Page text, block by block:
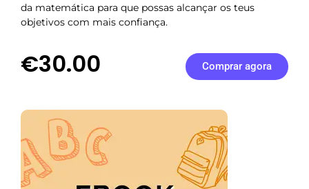
da matemática para que possas alcançar os teus
objetivos com mais confiança.
€30.00 Comprar agora